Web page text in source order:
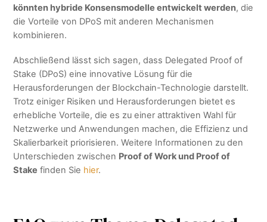
könnten hybride Konsensmodelle entwickelt werden, die
die Vorteile von DPoS mit anderen Mechanismen
kombinieren.
Abschließend lässt sich sagen, dass Delegated Proof of
Stake (DPoS) eine innovative Lösung für die
Herausforderungen der Blockchain-Technologie darstellt.
Trotz einiger Risiken und Herausforderungen bietet es
erhebliche Vorteile, die es zu einer attraktiven Wahl für
Netzwerke und Anwendungen machen, die Effizienz und
Skalierbarkeit priorisieren. Weitere Informationen zu den
Unterschieden zwischen Proof of Work und Proof of
Stake finden Sie hier.